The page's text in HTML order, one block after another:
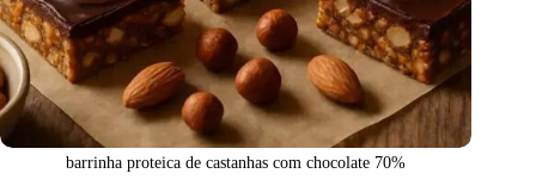
barrinha proteica de castanhas com chocolate 70%